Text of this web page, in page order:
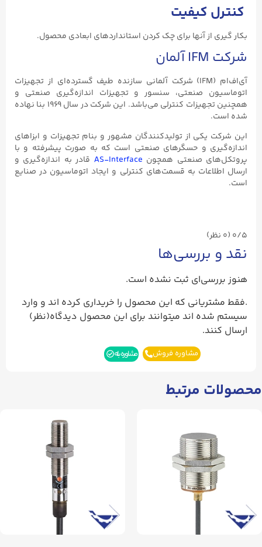
کنترل کیفیت
بکار گیری از آنها برای چک کردن استانداردهای ابعادی محصول.
شرکت IFM آلمان
آی‌اف‌ام (IFM) شرکت آلمانی سازنده طیف گسترده‌ای از تجهیزات
اتوماسیون صنعتی، سنسور و تجهیزات اندازه‌گیری صنعتی و
همچنین تجهیزات کنترلی می‌باشد. این شرکت در سال ۱۹۶۹ بنا نهاده
شده است.
این شرکت یکی از تولیدکنندگان مشهور و بنام تجهیزات و ابزاهای
اندازه‌گیری و حسگرهای صنعتی است که به صورت پیشرفته و با
پروتکل‌های صنعتی همچون AS-Interface قادر به اندازه‌گیری و
ارسال اطلاعات به قسمت‌های کنترلی و ایجاد اتوماسیون در صنایع
است.
0/5 (۰ نظر)
نقد و بررسی‌ها
هنوز بررسی‌ای ثبت نشده است.
.فقط مشتریانی که این محصول را خریداری کرده اند و وارد
سیستم شده اند میتوانند برای این محصول دیدگاه(نظر)
ارسال کنند.
مشاوره فروش مشاوره بله
محصولات مرتبط